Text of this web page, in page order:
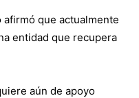
que actualmente
entidad que recupera
aún de apoyo